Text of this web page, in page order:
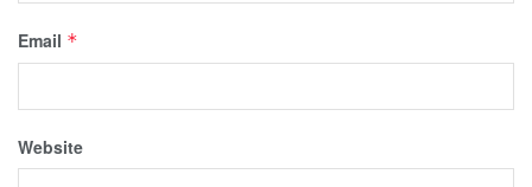
Email *
Website